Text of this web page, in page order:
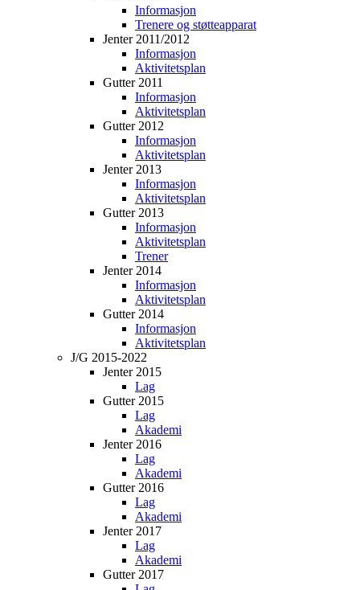
Informasjon
Trenere og støtteapparat
Jenter 2011/2012
Informasjon
Aktivitetsplan
Gutter 2011
Informasjon
Aktivitetsplan
Gutter 2012
Informasjon
Aktivitetsplan
Jenter 2013
Informasjon
Aktivitetsplan
Gutter 2013
Informasjon
Aktivitetsplan
Trener
Jenter 2014
Informasjon
Aktivitetsplan
Gutter 2014
Informasjon
Aktivitetsplan
J/G 2015-2022
Jenter 2015
Lag
Gutter 2015
Lag
Akademi
Jenter 2016
Lag
Akademi
Gutter 2016
Lag
Akademi
Jenter 2017
Lag
Akademi
Gutter 2017